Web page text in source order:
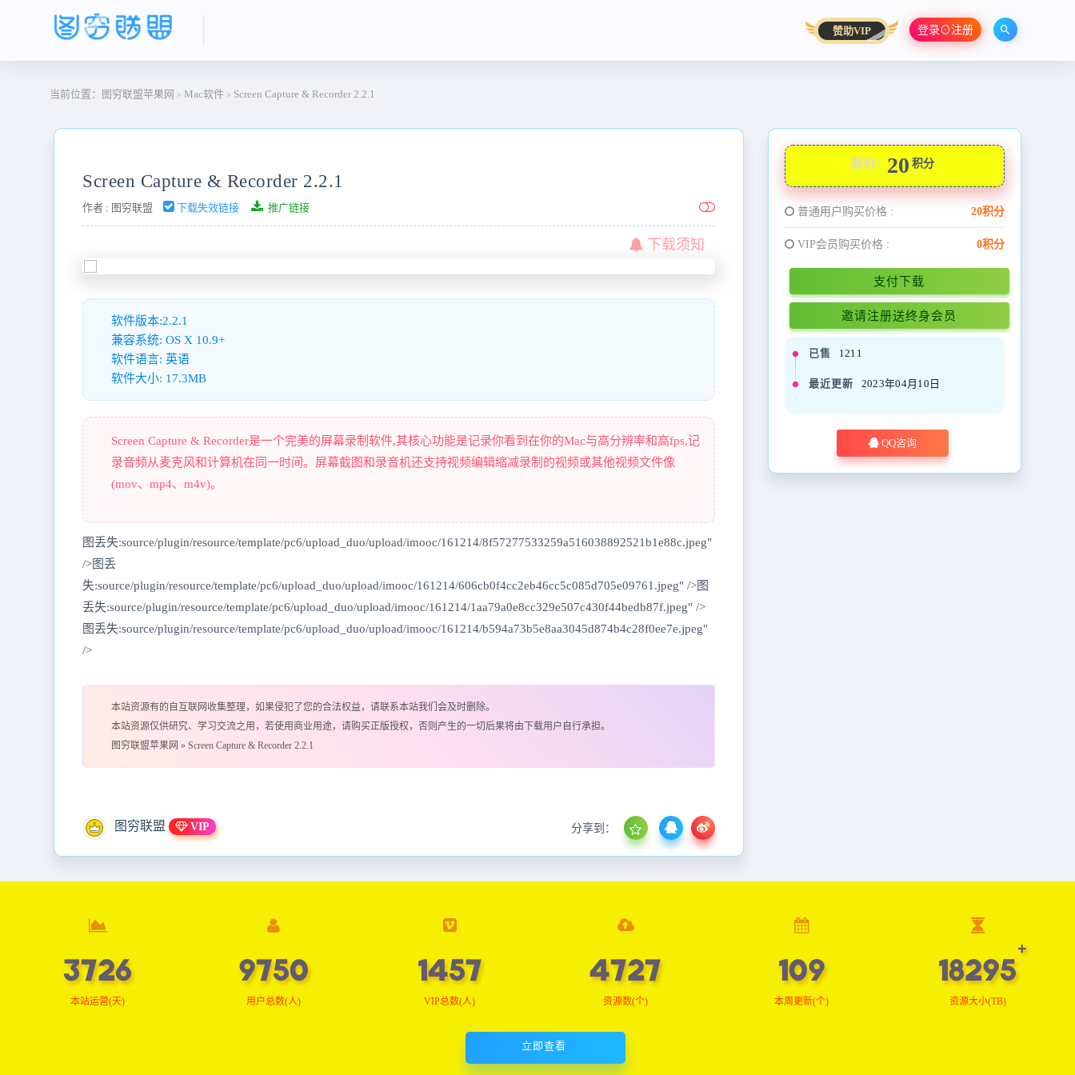
赞助VIP 登录⊙注册
当前位置： 图穷联盟苹果网 > Mac软件 > Screen Capture & Recorder 2.2.1
Screen Capture & Recorder 2.2.1
作者 : 图穷联盟 下载失效链接 推广链接
下载须知
软件版本:2.2.1
兼容系统: OS X 10.9+
软件语言: 英语
软件大小: 17.3MB
Screen Capture & Recorder是一个完美的屏幕录制软件,其核心功能是记录你看到在你的Mac与高分辨率和高fps,记
录音频从麦克风和计算机在同一时间。屏幕截图和录音机还支持视频编辑缩减录制的视频或其他视频文件像
(mov、mp4、m4v)。
图丢失:source/plugin/resource/template/pc6/upload_duo/upload/imooc/161214/8f57277533259a516038892521b1e88c.jpeg"
/>图丢
失:source/plugin/resource/template/pc6/upload_duo/upload/imooc/161214/606cb0f4cc2eb46cc5c085d705e09761.jpeg" />图
丢失:source/plugin/resource/template/pc6/upload_duo/upload/imooc/161214/1aa79a0e8cc329e507c430f44bedb87f.jpeg" />
图丢失:source/plugin/resource/template/pc6/upload_duo/upload/imooc/161214/b594a73b5e8aa3045d874b4c28f0ee7e.jpeg"
/>
本站资源有的自互联网收集整理，如果侵犯了您的合法权益，请联系本站我们会及时删除。
本站资源仅供研究、学习交流之用，若使用商业用途，请购买正版授权，否则产生的一切后果将由下载用户自行承担。
图穷联盟苹果网 » Screen Capture & Recorder 2.2.1
图穷联盟 VIP 分享到：
原价： 20 积分
普通用户购买价格 : 20积分
VIP会员购买价格 : 0积分
支付下载
邀请注册送终身会员
已售 1211
最近更新 2023年04月10日
QQ咨询
3746
本站运营(天)
9802
用户总数(人)
1464
VIP总数(人)
4752
资源数(个)
109
本周更新(个)
18393
资源大小(TB)
立即查看